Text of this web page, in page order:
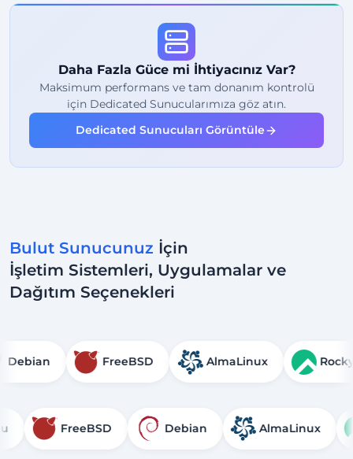
Trafik
Yedekleme Noktası
24/7Uzman Destek
ÖzelIP Adresi
Daha Fazla Güce mi İhtiyacınız Var?
Maksimum performans ve tam donanım kontrolü
için Dedicated Sunucularımıza göz atın.
Dedicated Sunucuları Görüntüle
Bulut Sunucunuz İçin
İşletim Sistemleri, Uygulamalar ve
Dağıtım Seçenekleri
Debian FreeBSD AlmaLinux
FreeBSD Debian AlmaLinux